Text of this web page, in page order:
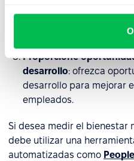
apreciar los esfuerzos y
Proporcione
desarrollo: ofrezca
desarrollo para mejorar
empleados.
Si desea medir el bienestar
debe utilizar una
automatizadas como